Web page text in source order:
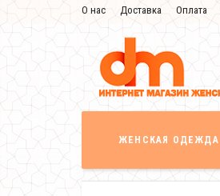
О нас Доставка Оплата
ЖЕНСКАЯ ОДЕЖДА